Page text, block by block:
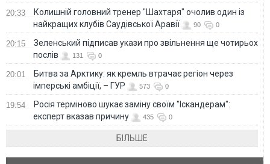
20:33
Колишній головний тренер "Шахтаря" очолив один із
найкращих клубів Саудівської Аравії
90 0
20:15
Зеленський підписав укази про звільнення ще чотирьох
послів
131 0
20:01
Битва за Арктику: як кремль втрачає регіон через
імперські амбіції, – ГУР
573 0
19:54
Росія терміново шукає заміну своїм "Іскандерам":
експерт вказав причину
435 0
БІЛЬШЕ